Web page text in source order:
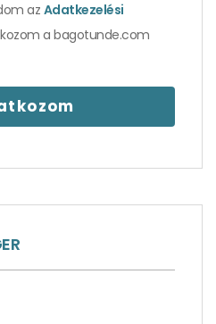
az Adatkezelési
a bagotunde.com